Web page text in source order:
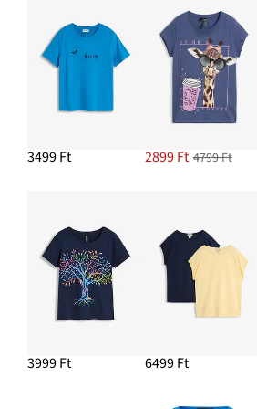
HOZZÁADÁS A KOSÁRHOZ
3499 Ft 2899 Ft 4799 Ft
3999 Ft 6499 Ft